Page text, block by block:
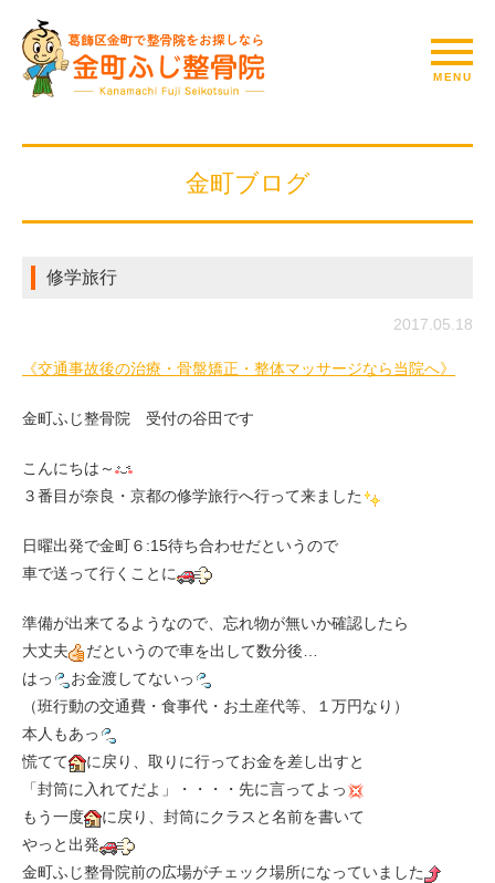
金町ブログ
修学旅行
2017.05.18
《交通事故後の治療・骨盤矯正・整体マッサージなら当院へ》
金町ふじ整骨院 受付の谷田です
こんにちは～
３番目が奈良・京都の修学旅行へ行って来ました
日曜出発で金町６:15待ち合わせだというので
車で送って行くことに
準備が出来てるようなので、忘れ物が無いか確認したら
大丈夫
だというので車を出して数分後…
はっ
お金渡してないっ
（班行動の交通費・食事代・お土産代等、１万円なり）
本人もあっ
慌てて
に戻り、取りに行ってお金を差し出すと
「封筒に入れてだよ」・・・・先に言ってよっ
もう一度
に戻り、封筒にクラスと名前を書いて
やっと出発
金町ふじ整骨院前の広場がチェック場所になっていました